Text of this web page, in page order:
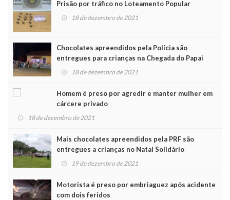
Prisão por tráfico no Loteamento Popular
18 de dezembro de 2021
Chocolates apreendidos pela Polícia são
entregues para crianças na Chegada do Papai
Noel 18 de dezembro de 2021
Homem é preso por agredir e manter mulher em
cárcere privado
18 de dezembro de 2021
Mais chocolates apreendidos pela PRF são
entregues a crianças no Natal Solidário
19 de dezembro de 2021
Motorista é preso por embriaguez após acidente
com dois feridos